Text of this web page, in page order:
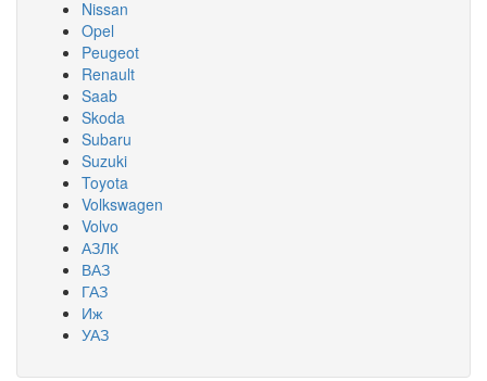
Nissan
Opel
Peugeot
Renault
Saab
Skoda
Subaru
Suzuki
Toyota
Volkswagen
Volvo
АЗЛК
ВАЗ
ГАЗ
Иж
УАЗ